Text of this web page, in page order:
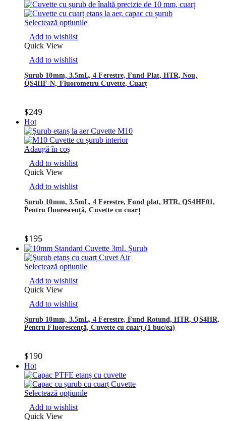
Selectează opțiunile
Add to wishlist
Quick View
Add to wishlist
Șurub 10mm, 3.5mL, 4 Ferestre, Fund Plat, HTR, Nou,
QS4HF-N, Fluorometru Cuvette, Cuarț
$249
Hot
Adaugă în coș
Add to wishlist
Quick View
Add to wishlist
Șurub 10mm, 3.5mL, 4 Ferestre, Fund plat, HTR, QS4HF01,
Pentru fluorescență, Cuvette cu cuarț
$195
Selectează opțiunile
Add to wishlist
Quick View
Add to wishlist
Șurub 10mm, 3.5mL, 4 Ferestre, Fund Rotund, HTR, QS4HR,
Pentru Fluorescență, Cuvette cu cuarț (1 buc/ea)
$190
Hot
Selectează opțiunile
Add to wishlist
Quick View